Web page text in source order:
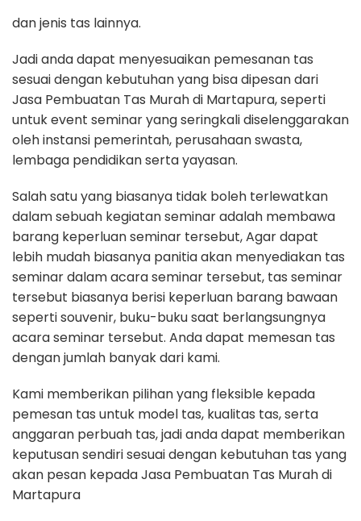
dan jenis tas lainnya.
Jadi anda dapat menyesuaikan pemesanan tas
sesuai dengan kebutuhan yang bisa dipesan dari
Jasa Pembuatan Tas Murah di Martapura, seperti
untuk event seminar yang seringkali diselenggarakan
oleh instansi pemerintah, perusahaan swasta,
lembaga pendidikan serta yayasan.
Salah satu yang biasanya tidak boleh terlewatkan
dalam sebuah kegiatan seminar adalah membawa
barang keperluan seminar tersebut, Agar dapat
lebih mudah biasanya panitia akan menyediakan tas
seminar dalam acara seminar tersebut, tas seminar
tersebut biasanya berisi keperluan barang bawaan
seperti souvenir, buku-buku saat berlangsungnya
acara seminar tersebut. Anda dapat memesan tas
dengan jumlah banyak dari kami.
Kami memberikan pilihan yang fleksible kepada
pemesan tas untuk model tas, kualitas tas, serta
anggaran perbuah tas, jadi anda dapat memberikan
keputusan sendiri sesuai dengan kebutuhan tas yang
akan pesan kepada Jasa Pembuatan Tas Murah di
Martapura